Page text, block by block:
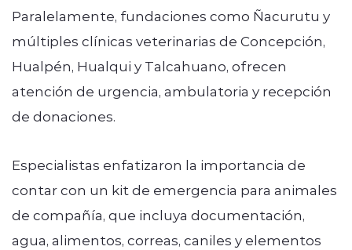
Paralelamente, fundaciones como Ñacurutu y
múltiples clínicas veterinarias de Concepción,
Hualpén, Hualqui y Talcahuano, ofrecen
atención de urgencia, ambulatoria y recepción
de donaciones.
Especialistas enfatizaron la importancia de
contar con un kit de emergencia para animales
de compañía, que incluya documentación,
agua, alimentos, correas, caniles y elementos